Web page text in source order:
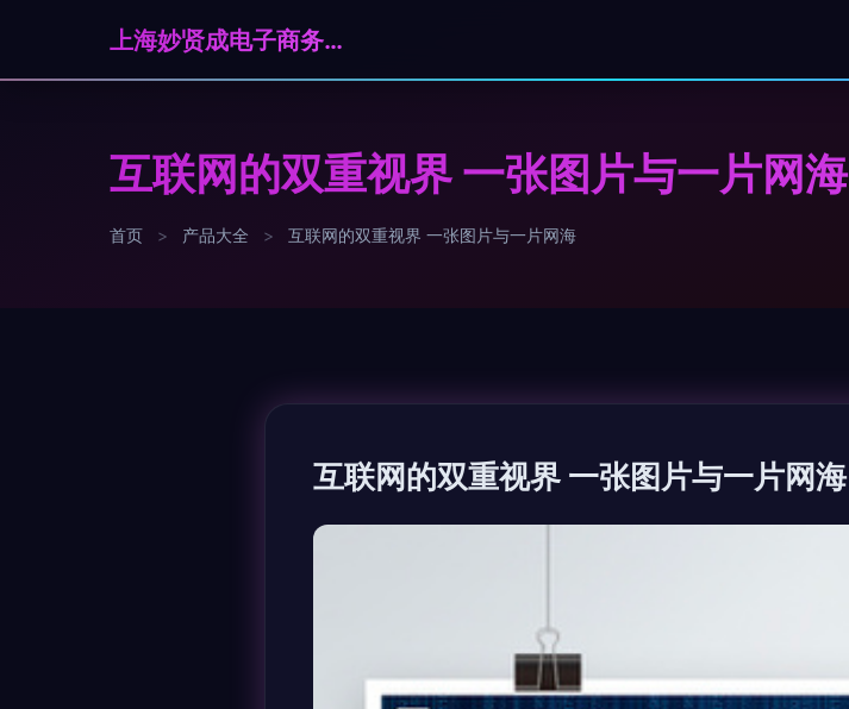
上海妙贤成电子商务有限公司
互联网的双重视界 一张图片与一片网海
首页 > 产品大全 > 互联网的双重视界 一张图片与一片网海
互联网的双重视界 一张图片与一片网海